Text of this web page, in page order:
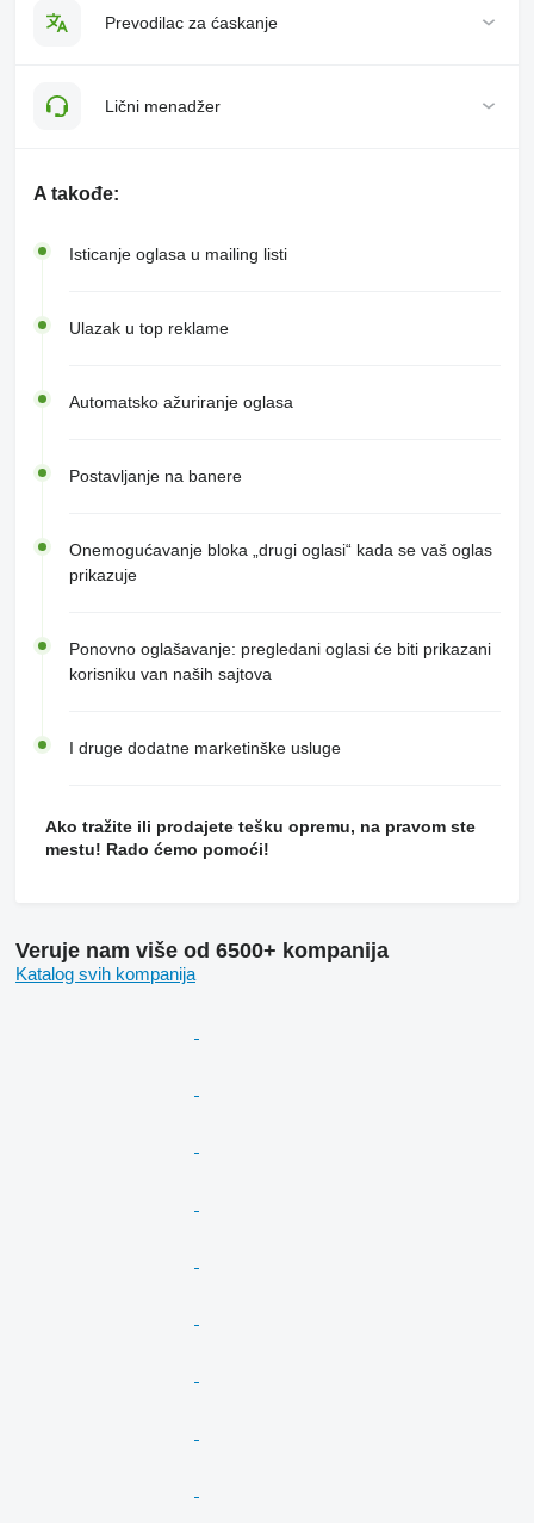
Prevodilac za ćaskanje
Lični menadžer
A takođe:
Isticanje oglasa u mailing listi
Ulazak u top reklame
Automatsko ažuriranje oglasa
Postavljanje na banere
Onemogućavanje bloka „drugi oglasi“ kada se vaš oglas
prikazuje
Ponovno oglašavanje: pregledani oglasi će biti prikazani
korisniku van naših sajtova
I druge dodatne marketinške usluge
Ako tražite ili prodajete tešku opremu, na pravom ste
mestu! Rado ćemo pomoći!
Veruje nam više od 6500+ kompanija
Katalog svih kompanija